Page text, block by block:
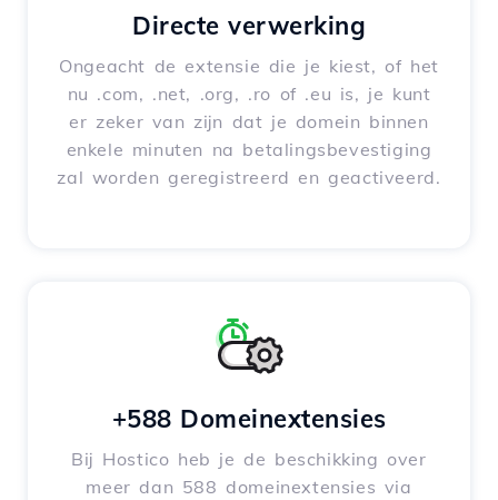
Directe verwerking
Ongeacht de extensie die je kiest, of het
nu .com, .net, .org, .ro of .eu is, je kunt
er zeker van zijn dat je domein binnen
enkele minuten na betalingsbevestiging
zal worden geregistreerd en geactiveerd.
+588 Domeinextensies
Bij Hostico heb je de beschikking over
meer dan 588 domeinextensies via